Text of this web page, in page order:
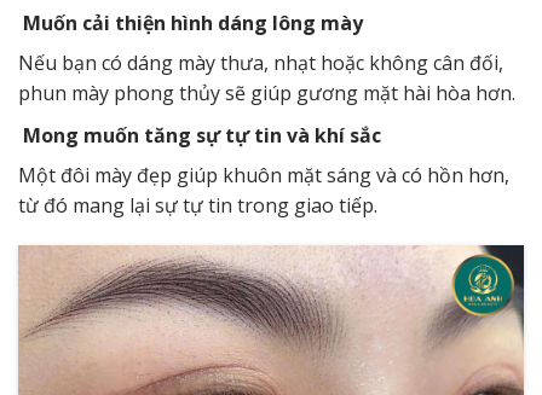
Muốn cải thiện hình dáng lông mày
Nếu bạn có dáng mày thưa, nhạt hoặc không cân đối,
phun mày phong thủy sẽ giúp gương mặt hài hòa hơn.
Mong muốn tăng sự tự tin và khí sắc
Một đôi mày đẹp giúp khuôn mặt sáng và có hồn hơn,
từ đó mang lại sự tự tin trong giao tiếp.